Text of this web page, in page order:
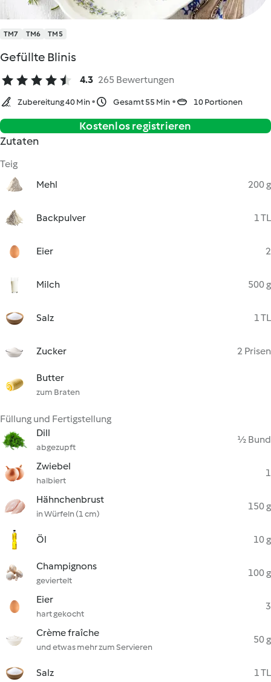
TM7 TM6 TM5
Gefüllte Blinis
4.3 265 Bewertungen
Zubereitung 40 Min Gesamt 55 Min 10 Portionen
Kostenlos registrieren
Zutaten
Teig
Mehl
200 g
Backpulver 1 TL
Eier 2
Milch 500 g
Salz 1 TL
Zucker 2 Prisen
Butter
zum Braten
Füllung und Fertigstellung
Dill
abgezupft
½ Bund
Zwiebel
halbiert
1
Hähnchenbrust
in Würfeln (1 cm)
150 g
Öl 10 g
Champignons
geviertelt
100 g
Eier
hart gekocht
3
Crème fraîche
und etwas mehr zum Servieren
50 g
Salz 1 TL